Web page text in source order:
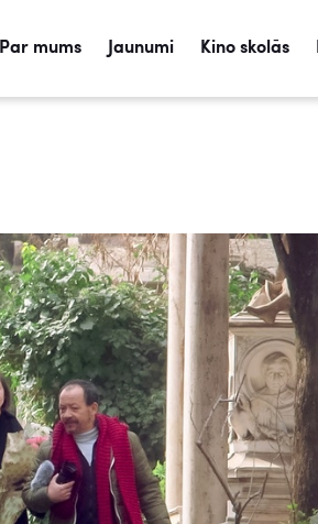
Par mums Jaunumi Kino skolās